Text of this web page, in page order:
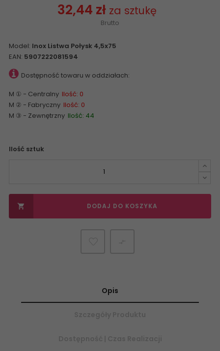
32,44 zł za sztukę
Brutto
Model: Inox Listwa Połysk 4,5x75
EAN: 5907222081594
Dostępność towaru w oddziałach:
M ① - Centralny Ilość: 0
M ② - Fabryczny Ilość: 0
M ③ - Zewnętrzny Ilość: 44
Ilość sztuk
 DODAJ DO KOSZYKA
Opis